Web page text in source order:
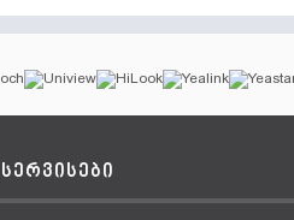
სერვისები